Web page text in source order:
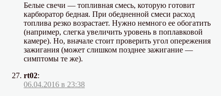
Белые свечи — топливная смесь, которую готовит
карбюратор бедная. При обедненной смеси расход
топлива резко возрастает. Нужно немного ее обогатить
(например, слегка увеличить уровень в поплавковой
камере). Но, вначале стоит проверить угол опережения
зажигания (может слишком позднее зажигание —
симптомы те же).
rt02:
06.04.2016 в 23:38